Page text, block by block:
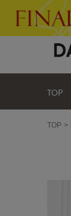
TOP
TOP